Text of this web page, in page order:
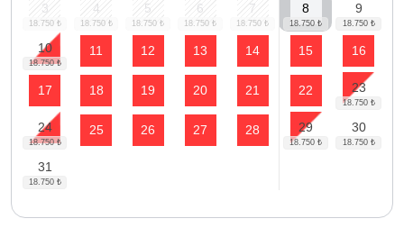
3 4 5 6 7 8 9
10 11 12 13 14 15 16
17 18 19 20 21 22 23
24 25 26 27 28 29 30
31